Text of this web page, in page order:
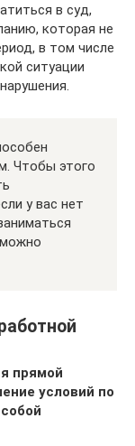
в суд,
которая не
в том числе
ситуации
Чтобы этого
у вас нет
прямой
условий по